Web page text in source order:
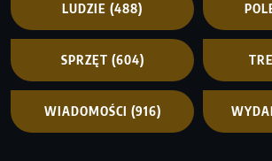
LUDZIE (488)
SPRZĘT (604)
WIADOMOŚCI (916)